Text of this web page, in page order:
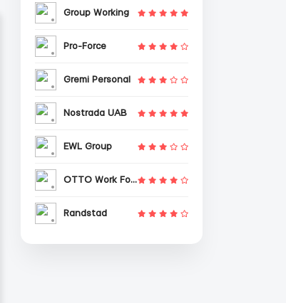
Group Working
Pro-Force
Gremi Personal
Nostrada UAB
EWL Group
OTTO Work Force
Randstad